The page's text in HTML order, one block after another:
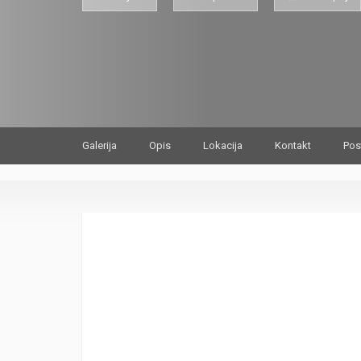
Galerija Opis Lokacija Kontakt